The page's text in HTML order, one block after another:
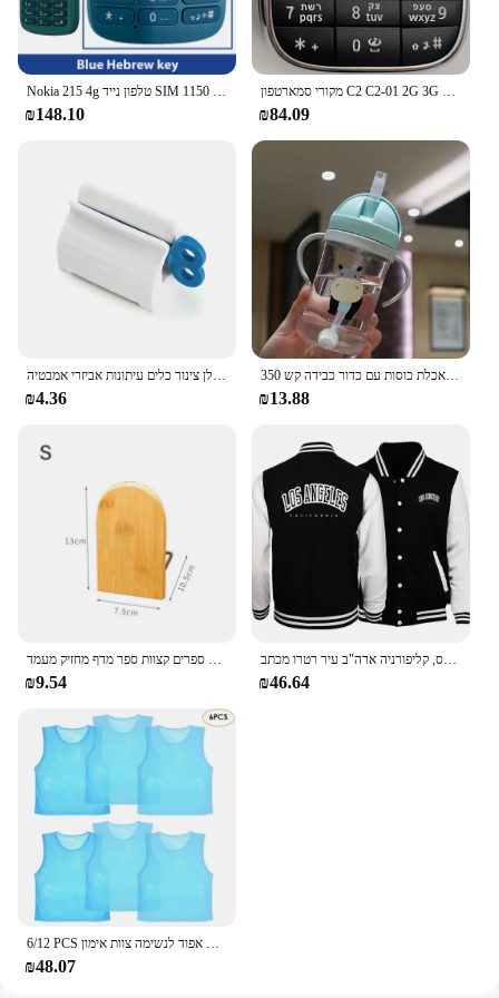
Nokia 215 4g טלפון נייד SIM כפול כרטיסי רדיו 1150mah המתנה זמן המתנה תכונה טלפון עם מקלדת hebrew חדש ומקורי 100%
₪148.10
מקורי סמארטפון C2 C2-01 2G 3G נייד טלפון סלולרי רוסית ערבית עברית אנגלית מקלדת תוצרת פינלנד סמארטפון משלוח חינם
₪84.09
משחת שיניים מסחטת מכשיר רב תכליתי מתקן ניקוי פנים קליפים ידנית עצלן צינור כלים עיתונות אביזרי אמבטיה
₪4.36
350 מ "ל ילדים שותים בקבוק האכלת כוסות עם כדור כבידה קש
₪13.88
טבע במבוק שולחן עבודה מארגן חוברות ספרים קצוות ספר מדף מחזיק מעמד
₪9.54
לוס אנג 'לס, קליפורניה ארה"ב עיר רטרו מכתב Mens בגדי Loose אופנה בייסבול אחיד אופנוען חיצוני נסיעות מעיל גברים של מעיל
₪46.64
6/12 PCS מבוגרים ילדי כדורגל אפוד אימון כדורגל חולצות גופיות עיסוק תגרה ספורט אפוד לנשימה צוות אימון
₪48.07